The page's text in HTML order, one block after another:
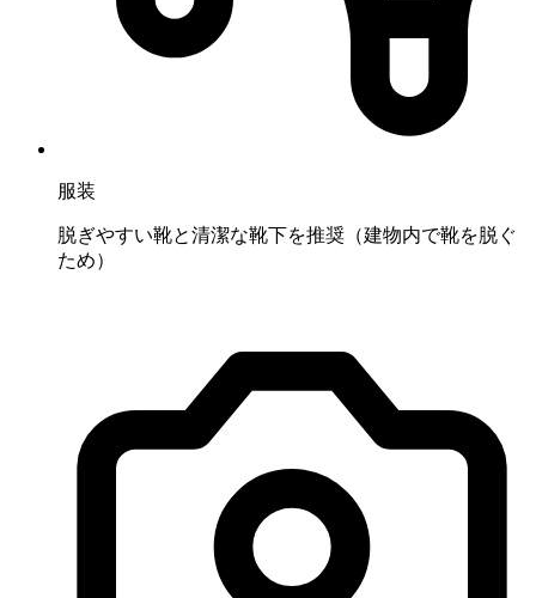
服装
脱ぎやすい靴と清潔な靴下を推奨（建物内で靴を脱ぐ
ため）